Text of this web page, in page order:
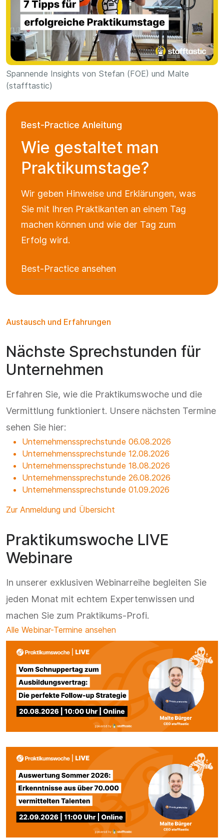
Spannende Insights von Stefan (FOE) und Malte
(stafftastic)
Best-Practice Anleitung
Wie gestaltet man
Praktikumstage?
Wir geben Hinweise und Erklärungen, was
Sie mit Ihren Praktikanten an einem Tag
machen können und wie der Tag zum
Erfolg wird.
Best-Practice ansehen
Austausch und Erfahrungen
Nächste Sprechstunden für
Unternehmen
Erfahren Sie, wie die Praktikumswoche und die
Vermittlung funktioniert. Unsere nächsten Termine
sehen Sie hier:
Unternehmenssprechstunde 06.08.2026
Unternehmenssprechstunde 12.08.2026
Unternehmenssprechstunde 18.08.2026
Unternehmenssprechstunde 26.08.2026
Unternehmenssprechstunde 01.09.2026
Zur Anmeldung und Übersicht
Praktikumswoche LIVE
Webinare
In unserer exklusiven Webinarreihe begleiten Sie
jeden Monat mit echtem Expertenwissen und
machen Sie zum Praktikums-Profi.
Alle Webinar-Termine ansehen